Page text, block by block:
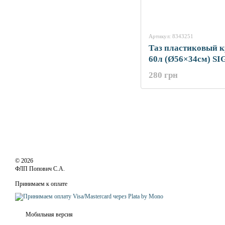
Артикул: 8343251
Таз пластиковый
60л (Ø56×34см)
(8343251)
280 грн
© 2026
ФЛП Попович С.А.
Принимаем к оплате
Мобильная версия